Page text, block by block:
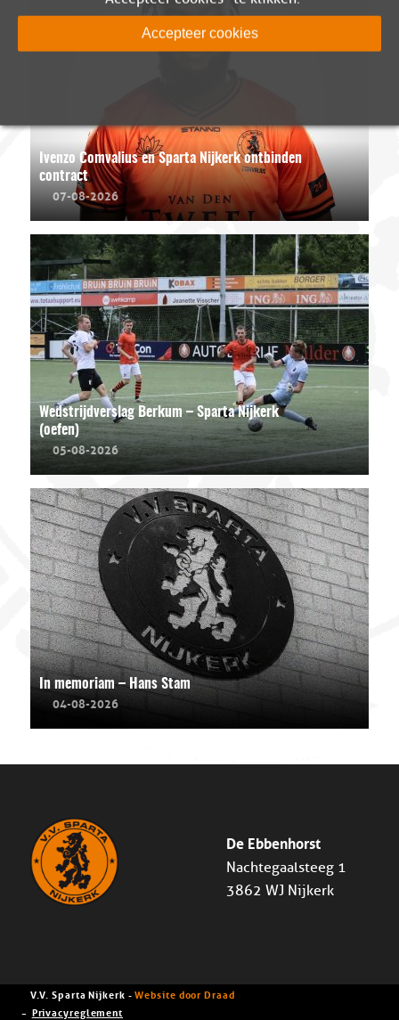
Ivenzo Comvalius en Sparta Nijkerk ontbinden
contract
07-08-2026
Wedstrijdverslag Berkum – Sparta Nijkerk
(oefen)
05-08-2026
In memoriam – Hans Stam
04-08-2026
De Ebbenhorst
Nachtegaalsteeg 1
3862 WJ Nijkerk
V.V. Sparta Nijkerk -Website door Draad
Privacyreglement
Accepteer cookies